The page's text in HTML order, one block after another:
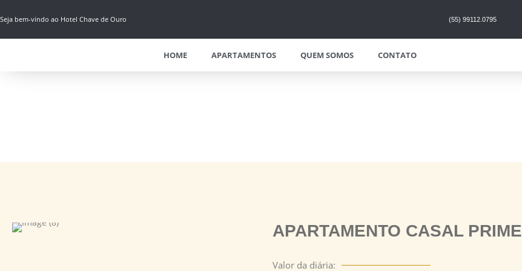
Seja bem-vindo ao Hotel Chave de Ouro (55) 99112.0795
HOME APARTAMENTOS QUEM SOMOS CONTATO
APARTAMENTO CASAL PRIME
Valor da diária: